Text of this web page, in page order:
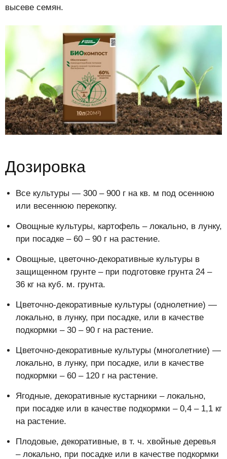
высеве семян.
Дозировка
Все культуры — 300 – 900 г на кв. м под осеннюю
или весеннюю перекопку.
Овощные культуры, картофель – локально, в лунку,
при посадке – 60 – 90 г на растение.
Овощные, цветочно-декоративные культуры в
защищенном грунте – при подготовке грунта 24 –
36 кг на куб. м. грунта.
Цветочно-декоративные культуры (однолетние) —
локально, в лунку, при посадке, или в качестве
подкормки – 30 – 90 г на растение.
Цветочно-декоративные культуры (многолетние) —
локально, в лунку, при посадке, или в качестве
подкормки – 60 – 120 г на растение.
Ягодные, декоративные кустарники – локально,
при посадке или в качестве подкормки – 0,4 – 1,1 кг
на растение.
Плодовые, декоративные, в т. ч. хвойные деревья
– локально, при посадке или в качестве подкормки